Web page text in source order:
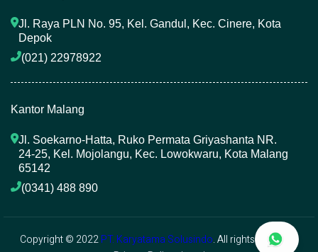
Jl. Raya PLN No. 95, Kel. Gandul, Kec. Cinere, Kota
Depok
(021) 22978922
Kantor Malang
Jl. Soekarno-Hatta, Ruko Permata Griyashanta NR.
24-25, Kel. Mojolangu, Kec. Lowokwaru, Kota Malang
65142
(0341) 488 890
Copyright © 2022PT. Karyatama Solusindo. All rights reserved.